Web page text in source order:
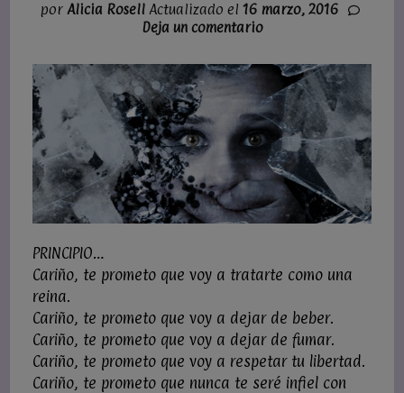
por Alicia Rosell Actualizado el 16 marzo, 2016
Deja un comentarioen
Y
CÓLERA
(Mi
Grito
de
Mujer)
PRINCIPIO…
Cariño, te prometo que voy a tratarte como una
reina.
Cariño, te prometo que voy a dejar de beber.
Cariño, te prometo que voy a dejar de fumar.
Cariño, te prometo que voy a respetar tu libertad.
Cariño, te prometo que nunca te seré infiel con